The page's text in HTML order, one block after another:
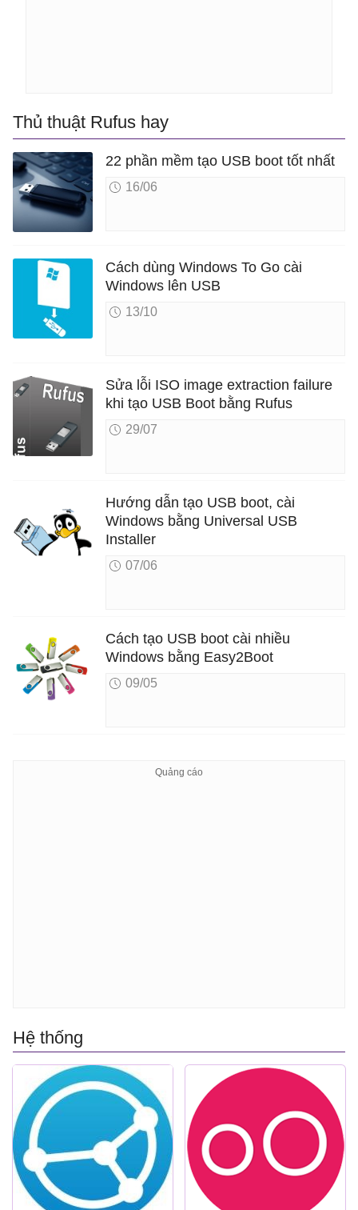
Thủ thuật Rufus hay
22 phần mềm tạo USB boot tốt nhất
16/06
Cách dùng Windows To Go cài
Windows lên USB
13/10
Sửa lỗi ISO image extraction failure
khi tạo USB Boot bằng Rufus
29/07
Hướng dẫn tạo USB boot, cài
Windows bằng Universal USB
Installer
07/06
Cách tạo USB boot cài nhiều
Windows bằng Easy2Boot
09/05
Hệ thống